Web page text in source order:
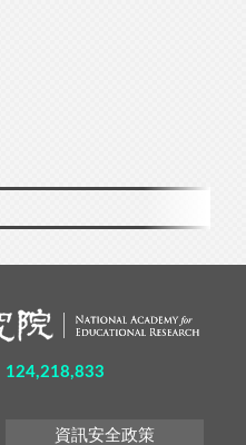
124,218,833
資訊安全政策